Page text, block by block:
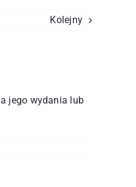
Kolejny
jego wydania lub